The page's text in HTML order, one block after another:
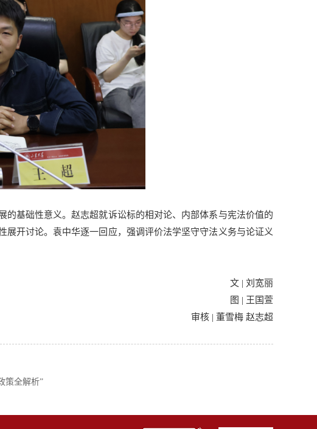
基础性意义。赵志超就诉讼标的相对论、内部体系与宪法价值的
开讨论。袁中华逐一回应，强调评价法学坚守守法义务与论证义
文 | 刘宽丽
图 | 王国萱
审核 | 董雪梅 赵志超
策全解析”